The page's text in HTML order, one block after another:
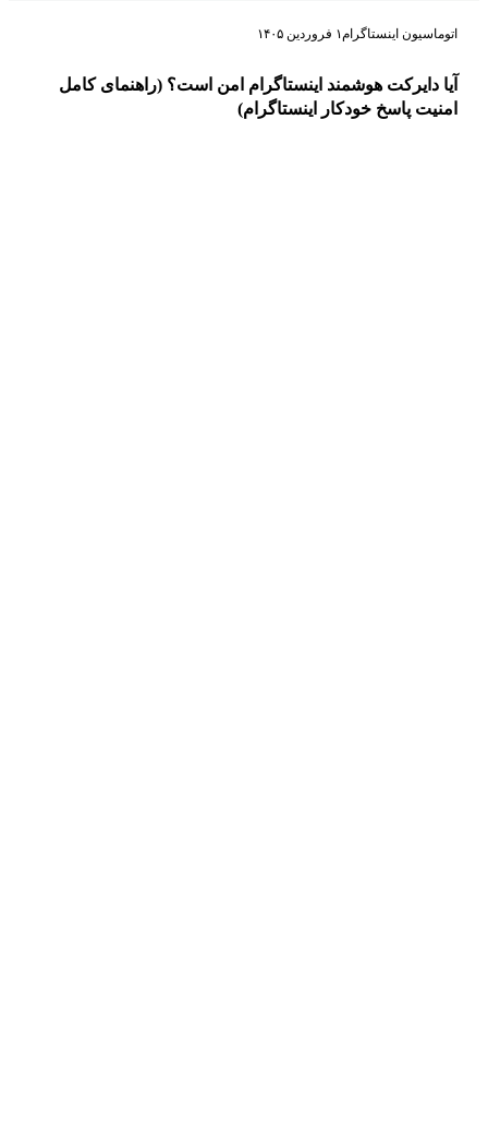
اتوماسیون اینستاگرام۱ فروردین ۱۴۰۵
آیا دایرکت هوشمند اینستاگرام امن است؟ (راهنمای کامل
امنیت پاسخ خودکار اینستاگرام)